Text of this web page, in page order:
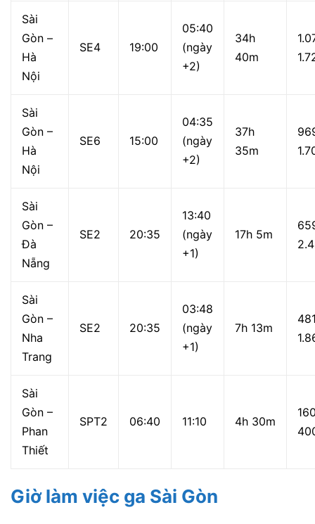
Sài
Gòn –
Hà
Nội
SE4 19:00
05:40
(ngày
+2)
34h
40m
Sài
Gòn –
Hà
Nội
SE6 15:00
04:35
(ngày
+2)
37h
35m
Sài
Gòn –
Đà
Nẵng
SE2 20:35
13:40
(ngày
+1)
17h 5m
Sài
Gòn –
Nha
Trang
SE2 20:35
03:48
(ngày
+1)
7h 13m
Sài
Gòn –
Phan
Thiết
SPT2 06:40 11:10 4h 30m
Giờ làm việc ga Sài Gòn